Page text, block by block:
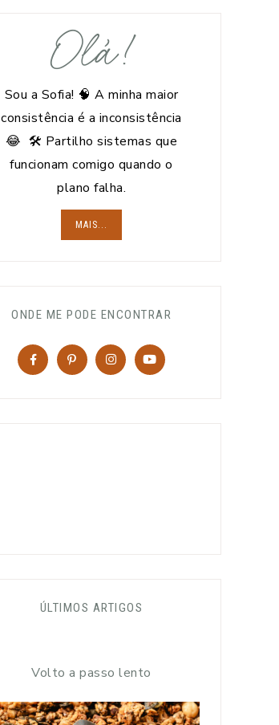
Olá!
Sou a Sofia! 🧠 A minha maior
consistência é a inconsistência
😂 🛠️ Partilho sistemas que
funcionam comigo quando o
plano falha.
MAIS...
ONDE ME PODE ENCONTRAR
ÚLTIMOS ARTIGOS
Volto a passo lento